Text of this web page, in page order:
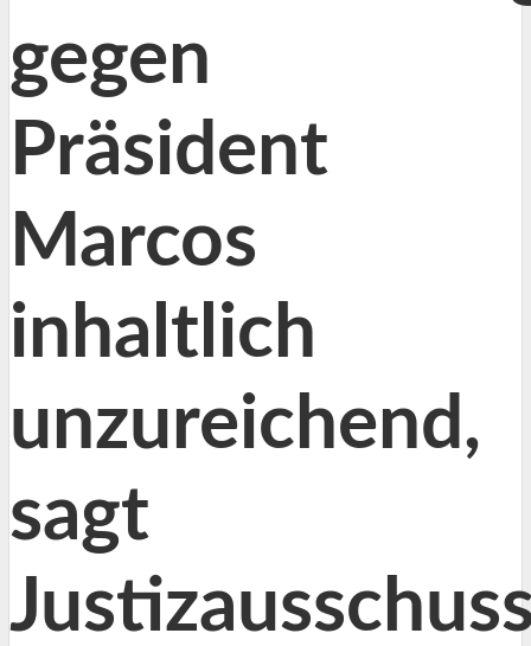
gegen
Präsident
Marcos
inhaltlich
unzureichend,
sagt